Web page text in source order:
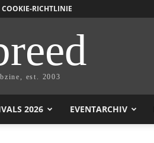
COOKIE-RICHTLINIE
est. 2003
2026 EVENTARCHIV